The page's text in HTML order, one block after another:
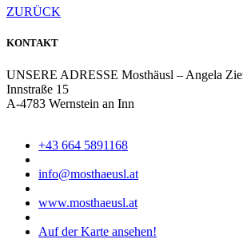
ZURÜCK
KONTAKT
UNSERE ADRESSE Mosthäusl – Angela
Innstraße 15
A-4783 Wernstein an Inn
+43 664 5891168
info@mosthaeusl.at
www.mosthaeusl.at
Auf der Karte ansehen!